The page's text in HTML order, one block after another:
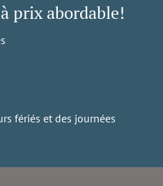
prix abordable!
fériés et des journées